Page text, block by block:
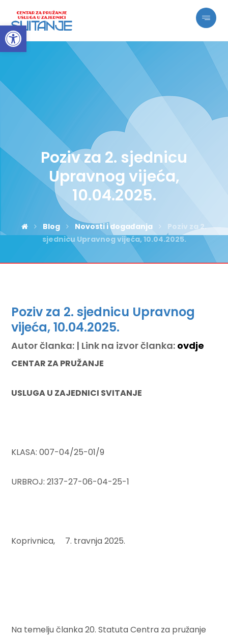
Open toolbar
Poziv za 2. sjednicu
Upravnog vijeća,
10.04.2025.
Blog Novosti i događanja
Poziv za 2.
sjednicu Upravnog vijeća, 10.04.2025.
Poziv za 2. sjednicu Upravnog
vijeća, 10.04.2025.
Autor članka: | Link na izvor članka: ovdje
CENTAR ZA PRUŽANJE
USLUGA U ZAJEDNICI SVITANJE
KLASA: 007-04/25-01/9
URBROJ: 2137-27-06-04-25-1
Koprivnica, 7. travnja 2025.
Na temelju članka 20. Statuta Centra za pružanje